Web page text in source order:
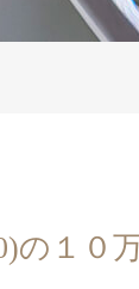
１０